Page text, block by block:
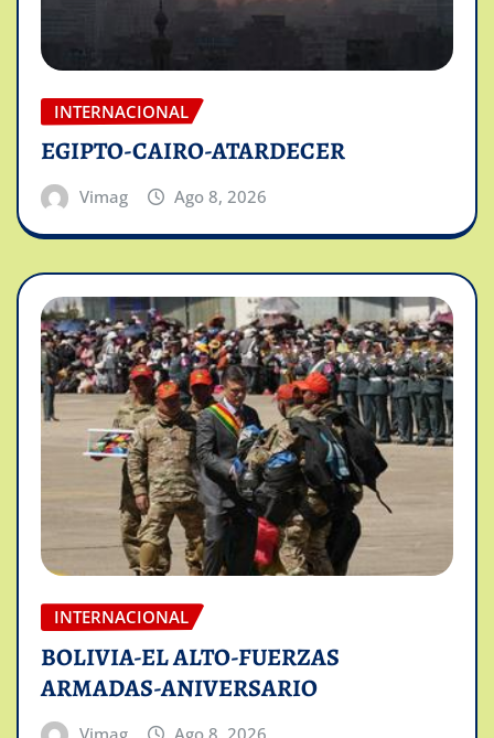
INTERNACIONAL
EGIPTO-CAIRO-ATARDECER
Vimag Ago 8, 2026
INTERNACIONAL
BOLIVIA-EL ALTO-FUERZAS
ARMADAS-ANIVERSARIO
Vimag Ago 8, 2026